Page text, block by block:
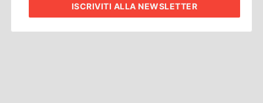
ISCRIVITI ALLA NEWSLETTER